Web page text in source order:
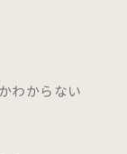
わからない